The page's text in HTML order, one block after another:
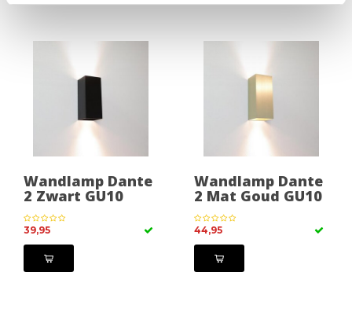
Wandlamp Dante
2 Zwart GU10
39,95
Wandlamp Dante
2 Mat Goud GU10
44,95